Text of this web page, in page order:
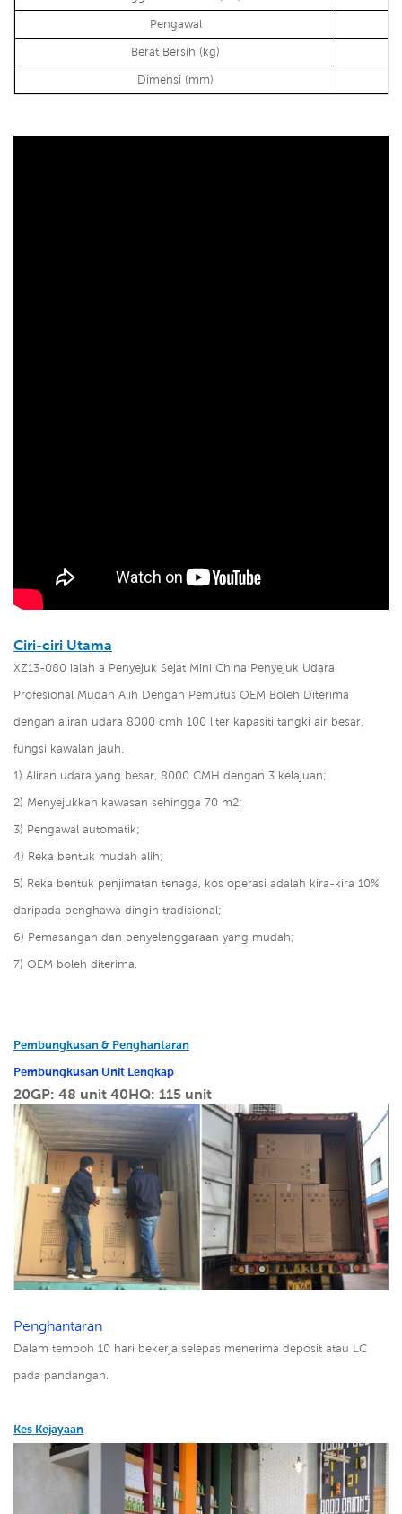
Pengawal
Berat Bersih (kg)
Dimensi (mm)
Ciri-ciri Utama
XZ13-080 ialah a Penyejuk Sejat Mini China Penyejuk Udara
Profesional Mudah Alih Dengan Pemutus OEM Boleh Diterima
dengan aliran udara 8000 cmh 100 liter kapasiti tangki air besar,
fungsi kawalan jauh.
1) Aliran udara yang besar, 8000 CMH dengan 3 kelajuan;
2) Menyejukkan kawasan sehingga 70 m2;
3) Pengawal automatik;
4) Reka bentuk mudah alih;
5) Reka bentuk penjimatan tenaga, kos operasi adalah kira-kira 10%
daripada penghawa dingin tradisional;
6) Pemasangan dan penyelenggaraan yang mudah;
7) OEM boleh diterima.
Pembungkusan & Penghantaran
Pembungkusan Unit Lengkap
20GP: 48 unit 40HQ: 115 unit
Penghantaran
Dalam tempoh 10 hari bekerja selepas menerima deposit atau LC
pada pandangan.
Kes Kejayaan